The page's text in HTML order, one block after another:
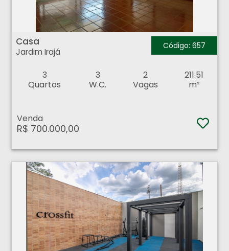
Casa - Jardim Irajá - Ribeirão Preto
Casa
Jardim Irajá
Código: 657
3
Quartos
3
W.C.
2
Vagas
211.51
m²
Venda
R$ 700.000,00